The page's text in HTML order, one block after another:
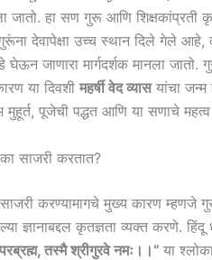
जातो. हा सण गुरू आणि शिक्षकांप्रती
देवापेक्षा उच्च स्थान दिले गेले आहे,
जाणारा मार्गदर्शक मानला जातो.
या दिवशी महर्षी वेद व्यासयांचा जन्म
मुहूर्त, पूजेची पद्धत आणि या सणाचे
का साजरी करतात?
साजरी करण्यामागचे मुख्य कारण
ज्ञानाबद्दल कृतज्ञता व्यक्त करणे. हिंदू
परब्रह्म, तस्मै श्रीगुरवे नमः।।” या